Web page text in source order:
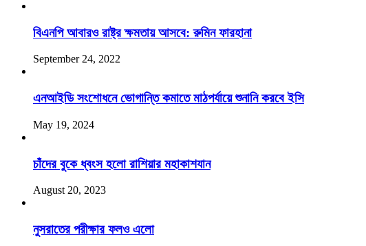
বিএনপি আবারও রাষ্ট্র ক্ষমতায় আসবে: রুমিন ফারহানা
September 24, 2022
এনআইডি সংশোধনে ভোগান্তি কমাতে মাঠপর্যায়ে শুনানি করবে ইসি
May 19, 2024
চাঁদের বুকে ধ্বংস হলো রাশিয়ার মহাকাশযান
August 20, 2023
নুসরাতের পরীক্ষার ফলও এলো